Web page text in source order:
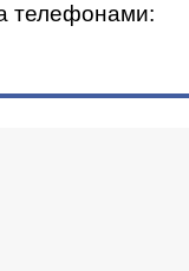
телефонами: